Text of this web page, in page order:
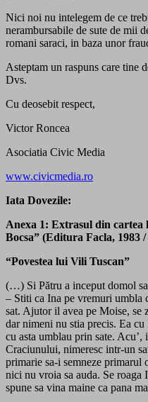
Nici noi nu intelegem de ce
nerambursabile de sute de mii
romani saraci, in baza unor
Asteptam un raspuns care tine
Dvs.
Cu deosebit respect,
Victor Roncea
Asociatia Civic Media
www.civicmedia.ro
Iata Dovezile:
Anexa 1: Extrasul din
Bocsa” (Editura Facla, 1983
“Povestea lui Vili Tuscan”
(…) Si Pătru a inceput domol sa
– Stiti ca Ina pe vremuri umbla
sat. Ajutor il avea pe Moise,
dar nimeni nu stia precis. Ea
cu asta umblau prin sate.
Craciunului, nimeresc intr-un
primarie sa-i semneze
nici nu vroia sa auda. Se
spune sa vina maine ca pana